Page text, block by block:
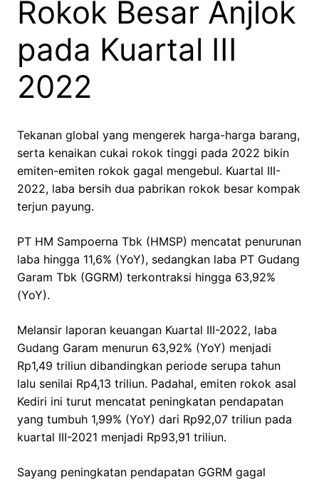
Rokok Besar Anjlok
pada Kuartal III
2022
Tekanan global yang mengerek harga-harga barang,
serta kenaikan cukai rokok tinggi pada 2022 bikin
emiten-emiten rokok gagal mengebul. Kuartal III-
2022, laba bersih dua pabrikan rokok besar kompak
terjun payung.
PT HM Sampoerna Tbk (HMSP) mencatat penurunan
laba hingga 11,6% (YoY), sedangkan laba PT Gudang
Garam Tbk (GGRM) terkontraksi hingga 63,92%
(YoY).
Melansir laporan keuangan Kuartal III-2022, laba
Gudang Garam menurun 63,92% (YoY) menjadi
Rp1,49 triliun dibandingkan periode serupa tahun
lalu senilai Rp4,13 triliun. Padahal, emiten rokok asal
Kediri ini turut mencatat peningkatan pendapatan
yang tumbuh 1,99% (YoY) dari Rp92,07 triliun pada
kuartal III-2021 menjadi Rp93,91 triliun.
Sayang peningkatan pendapatan GGRM gagal